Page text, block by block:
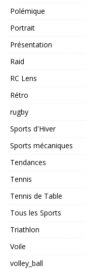
Polémique
Portrait
Présentation
Raid
RC Lens
Rétro
rugby
Sports d'Hiver
Sports mécaniques
Tendances
Tennis
Tennis de Table
Tous les Sports
Triathlon
Voile
volley_ball